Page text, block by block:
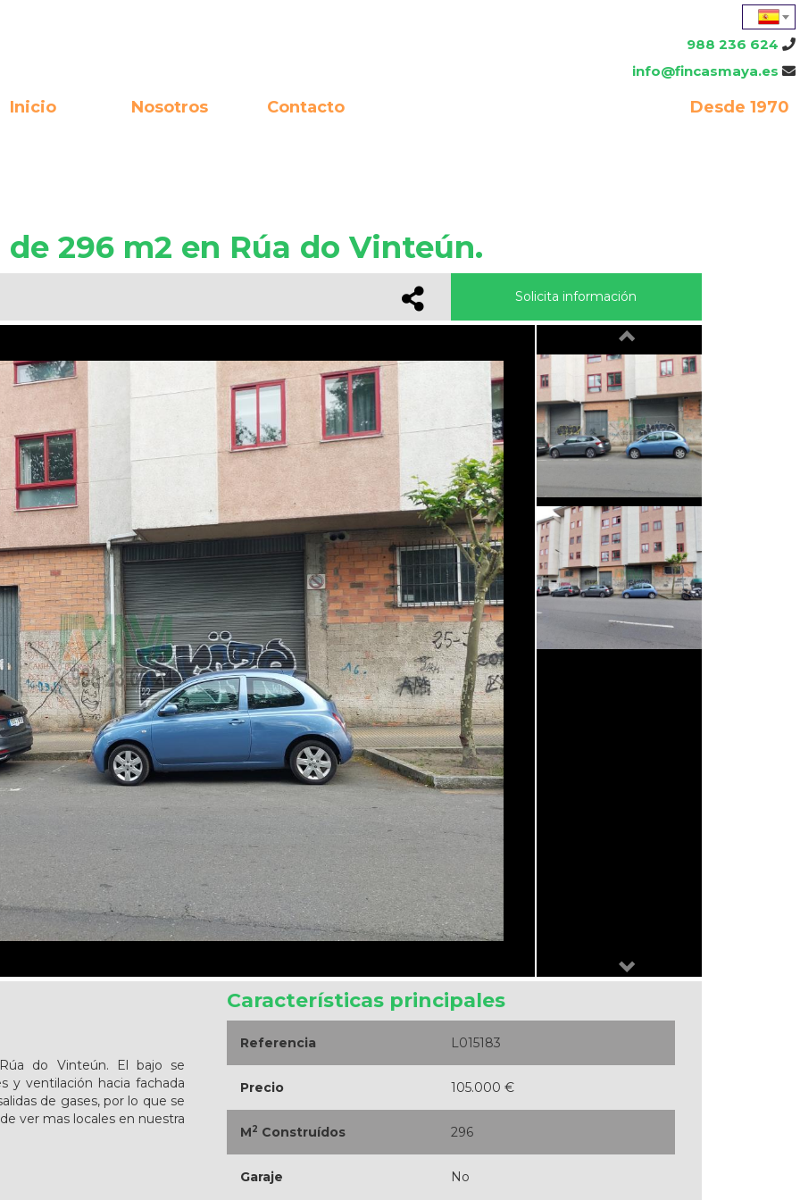
988 236 624
info@fincasmaya.es
Inicio Nosotros Contacto Desde 1970
de 296 m2 en Rúa do Vinteún.
Solicita información
do Vinteún. El bajo se
y ventilación hacia fachada
de gases, por lo que se
ver mas locales en nuestra
Características principales
Referencia L015183
Precio 105.000 €
M2 Construídos 296
Garaje No